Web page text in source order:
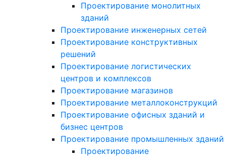
Проектирование монолитных
зданий
Проектирование инженерных сетей
Проектирование конструктивных
решений
Проектирование логистических
центров и комплексов
Проектирование магазинов
Проектирование металлоконструкций
Проектирование офисных зданий и
бизнес центров
Проектирование промышленных зданий
Проектирование